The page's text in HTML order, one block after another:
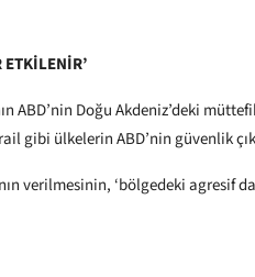
ABD’nin Doğu Akdeniz’deki
gibi ülkelerin ABD’nin güvenlik
verilmesinin, ‘bölgedeki agresif